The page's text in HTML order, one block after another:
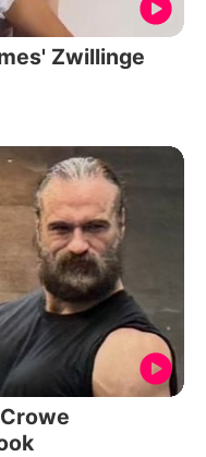
Zwillinge